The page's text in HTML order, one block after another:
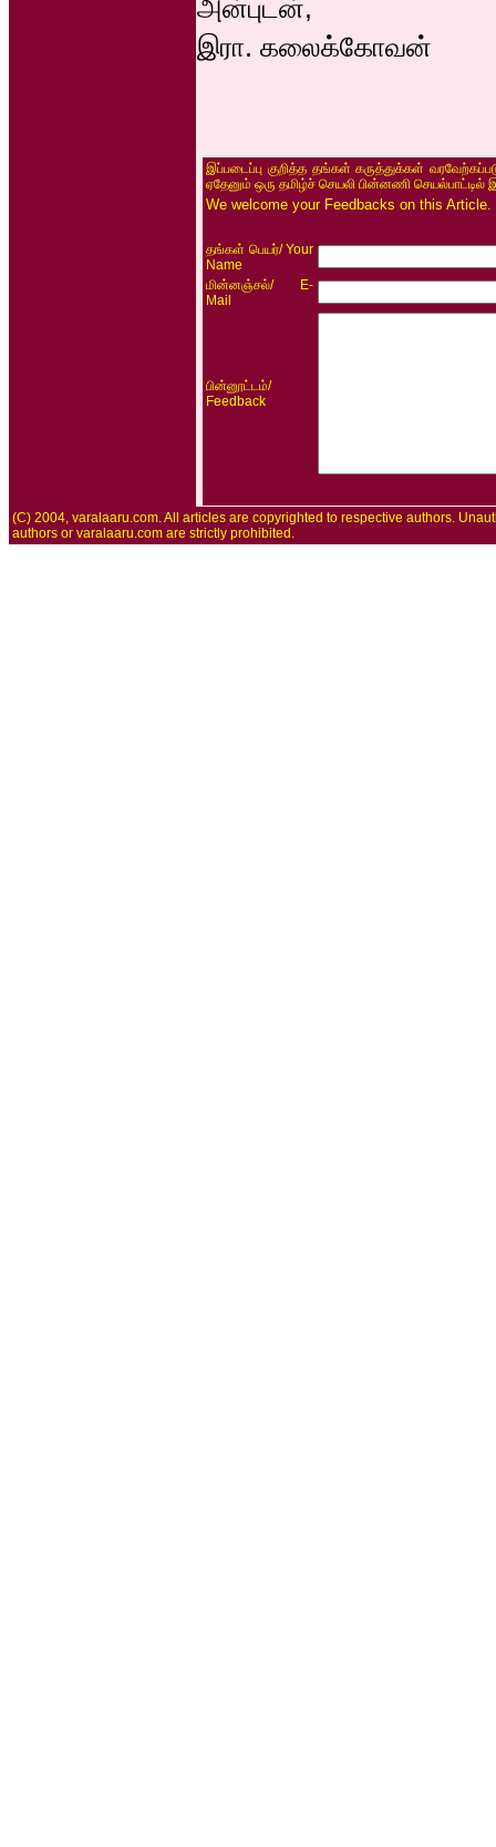
அன்புடன்,
இரா. கலைக்கோவன்
இப்படைப்பு குறித்த தங்கள் கருத்துக்கள்
ஏதேனும் ஒரு தமிழ்ச் செயலி பின்னணி
We welcome your Feedbacks on this
தங்கள் பெயர்/ Your
Name
மின்னஞ்சல்/ E-
Mail
பின்னூட்டம்/
Feedback
(C) 2004, varalaaru.com. All articles are copyrighted to respective authors.
authors or varalaaru.com are strictly prohibited.